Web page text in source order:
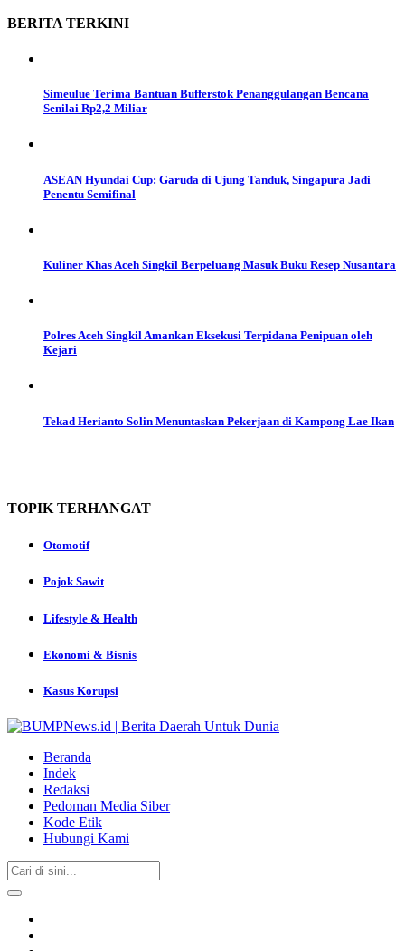
BERITA TERKINI
Simeulue Terima Bantuan Bufferstok Penanggulangan Bencana
Senilai Rp2,2 Miliar
ASEAN Hyundai Cup: Garuda di Ujung Tanduk, Singapura Jadi
Penentu Semifinal
Kuliner Khas Aceh Singkil Berpeluang Masuk Buku Resep Nusantara
Polres Aceh Singkil Amankan Eksekusi Terpidana Penipuan oleh
Kejari
Tekad Herianto Solin Menuntaskan Pekerjaan di Kampong Lae Ikan
TOPIK TERHANGAT
Otomotif
Pojok Sawit
Lifestyle & Health
Ekonomi & Bisnis
Kasus Korupsi
Beranda
Indek
Redaksi
Pedoman Media Siber
Kode Etik
Hubungi Kami